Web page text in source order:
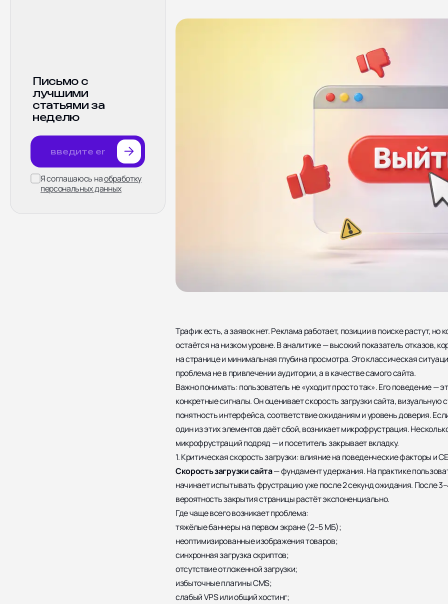
SEO продвижение
Письмо с
лучшими
статьями за
неделю
Я соглашаюсь наобработку
персональных данных
Трафик есть, а заявок нет. Реклама работает, позиции в поиске растут, но
остаётся на низком уровне. В аналитике — высокий показатель отказов,
на странице и минимальная глубина просмотра. Это классическая
проблема не в привлечении аудитории, а в качестве самого сайта.
Важно понимать: пользователь не «уходит просто так». Его поведение —
конкретные сигналы. Он оценивает скорость загрузки сайта, визуальную
понятность интерфейса, соответствие ожиданиям и уровень доверия.
один из этих элементов даёт сбой, возникает микрофрустрация.
микрофрустраций подряд — и посетитель закрывает вкладку.
1. Критическая скорость загрузки: влияние на поведенческие факторы и
Скорость загрузки сайта— фундамент удержания. На практике
начинает испытывать фрустрацию уже после 2 секунд ожидания. После
вероятность закрытия страницы растёт экспоненциально.
Где чаще всего возникает проблема:
тяжёлые баннеры на первом экране (2–5 МБ);
неоптимизированные изображения товаров;
синхронная загрузка скриптов;
отсутствие отложенной загрузки;
избыточные плагины CMS;
слабый VPS или общий хостинг;